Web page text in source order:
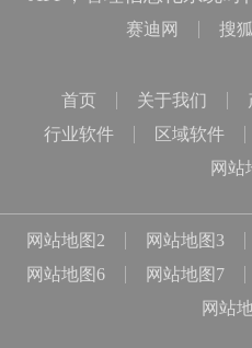
赛迪网
搜
首页 关于我们
行业软件
区域软件
网站
网站地图2 网站地图3
网站地图6
网站地图7
网站